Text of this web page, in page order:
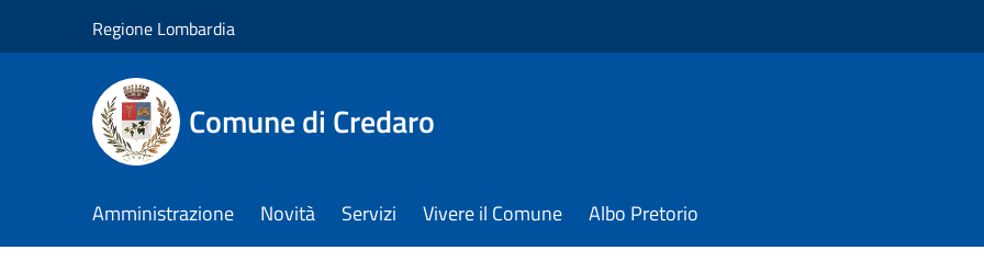
Regione Lombardia
Comune di Credaro
Amministrazione Novità Servizi Vivere il Comune Albo Pretorio